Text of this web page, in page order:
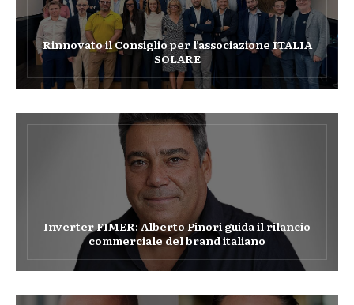
Rinnovato il Consiglio per l’associazione ITALIA
SOLARE
Inverter FIMER: Alberto Pinori guida il rilancio
commerciale del brand italiano